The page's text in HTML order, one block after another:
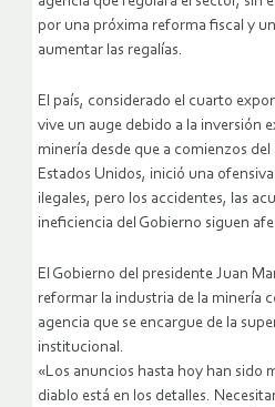
por una próxima reforma fiscal y
aumentar las regalías.
El país, considerado el cuarto
vive un auge debido a la inversión
minería desde que a comienzos
Estados Unidos, inició una
ilegales, pero los accidentes, las
ineficiencia del Gobierno siguen
El Gobierno del presidente Juan
reformar la industria de la minería
agencia que se encargue de la
institucional.
«Los anuncios hasta hoy han sido
diablo está en los detalles.